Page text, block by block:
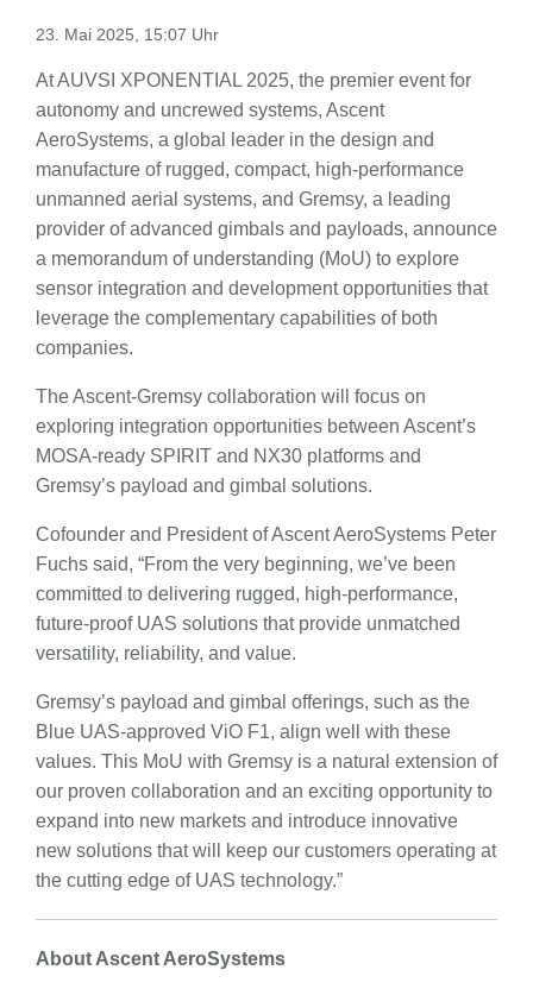
23. Mai 2025, 15:07 Uhr
At AUVSI XPONENTIAL 2025, the premier event for
autonomy and uncrewed systems, Ascent
AeroSystems, a global leader in the design and
manufacture of rugged, compact, high-performance
unmanned aerial systems, and Gremsy, a leading
provider of advanced gimbals and payloads, announce
a memorandum of understanding (MoU) to explore
sensor integration and development opportunities that
leverage the complementary capabilities of both
companies.
The Ascent-Gremsy collaboration will focus on
exploring integration opportunities between Ascent’s
MOSA-ready SPIRIT and NX30 platforms and
Gremsy’s payload and gimbal solutions.
Cofounder and President of Ascent AeroSystems Peter
Fuchs said, “From the very beginning, we’ve been
committed to delivering rugged, high-performance,
future-proof UAS solutions that provide unmatched
versatility, reliability, and value.
Gremsy’s payload and gimbal offerings, such as the
Blue UAS-approved ViO F1, align well with these
values. This MoU with Gremsy is a natural extension of
our proven collaboration and an exciting opportunity to
expand into new markets and introduce innovative
new solutions that will keep our customers operating at
the cutting edge of UAS technology.”
About Ascent AeroSystems